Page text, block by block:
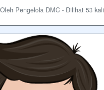
Pengelola DMC - Dilihat 53 kali